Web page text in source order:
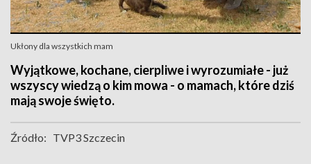
Ukłony dla wszystkich mam
Wyjątkowe, kochane, cierpliwe i wyrozumiałe - już
wszyscy wiedzą o kim mowa - o mamach, które dziś
mają swoje święto.
Źródło: TVP3 Szczecin